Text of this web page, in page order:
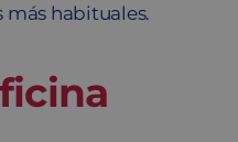
más habituales.